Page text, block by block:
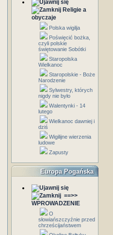
Religie a
obyczaje
Polska wigilja
Poświęcić bożka,
czyli polskie
świętowanie Sobótki
Staropolska
Wielkanoc
Staropolskie - Boże
Narodzenie
Sylwestry, których
nigdy nie było
Walentynki - 14
lutego
Wielkanoc dawniej i
dziś
Wigilijne wierzenia
ludowe
Zapusty
Europa Pogańska
==>>
WPROWADZENIE
O
słowiańszczyźnie przed
chrześcijaństwem